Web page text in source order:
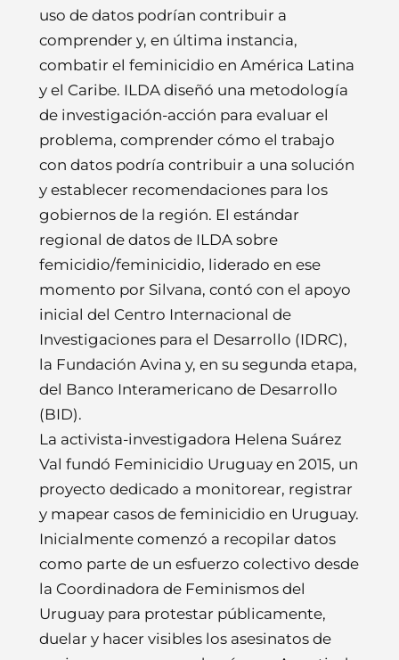
uso de datos podrían contribuir a
comprender y, en última instancia,
combatir el feminicidio en América Latina
y el Caribe. ILDA diseñó una metodología
de investigación-acción para evaluar el
problema, comprender cómo el trabajo
con datos podría contribuir a una solución
y establecer recomendaciones para los
gobiernos de la región. El estándar
regional de datos de ILDA sobre
femicidio/feminicidio, liderado en ese
momento por Silvana, contó con el apoyo
inicial del Centro Internacional de
Investigaciones para el Desarrollo (IDRC),
la Fundación Avina y, en su segunda etapa,
del Banco Interamericano de Desarrollo
(BID).
La activista-investigadora Helena Suárez
Val fundó Feminicidio Uruguay en 2015, un
proyecto dedicado a monitorear, registrar
y mapear casos de feminicidio en Uruguay.
Inicialmente comenzó a recopilar datos
como parte de un esfuerzo colectivo desde
la Coordinadora de Feminismos del
Uruguay para protestar públicamente,
duelar y hacer visibles los asesinatos de